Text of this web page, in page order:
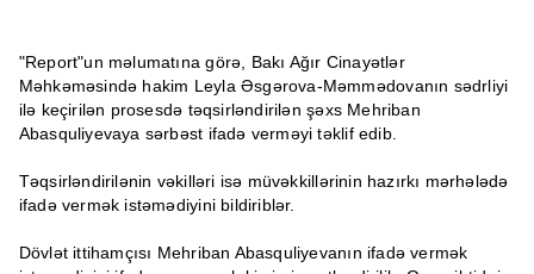
"Report"un məlumatına görə, Bakı Ağır Cinayətlər
Məhkəməsində hakim Leyla Əsgərova-Məmmədovanın sədrliyi
ilə keçirilən prosesdə təqsirləndirilən şəxs Mehriban
Abasquliyevaya sərbəst ifadə verməyi təklif edib.
Təqsirləndirilənin vəkilləri isə müvəkkillərinin hazırkı mərhələdə
ifadə vermək istəmədiyini bildiriblər.
Dövlət ittihamçısı Mehriban Abasquliyevanın ifadə vermək